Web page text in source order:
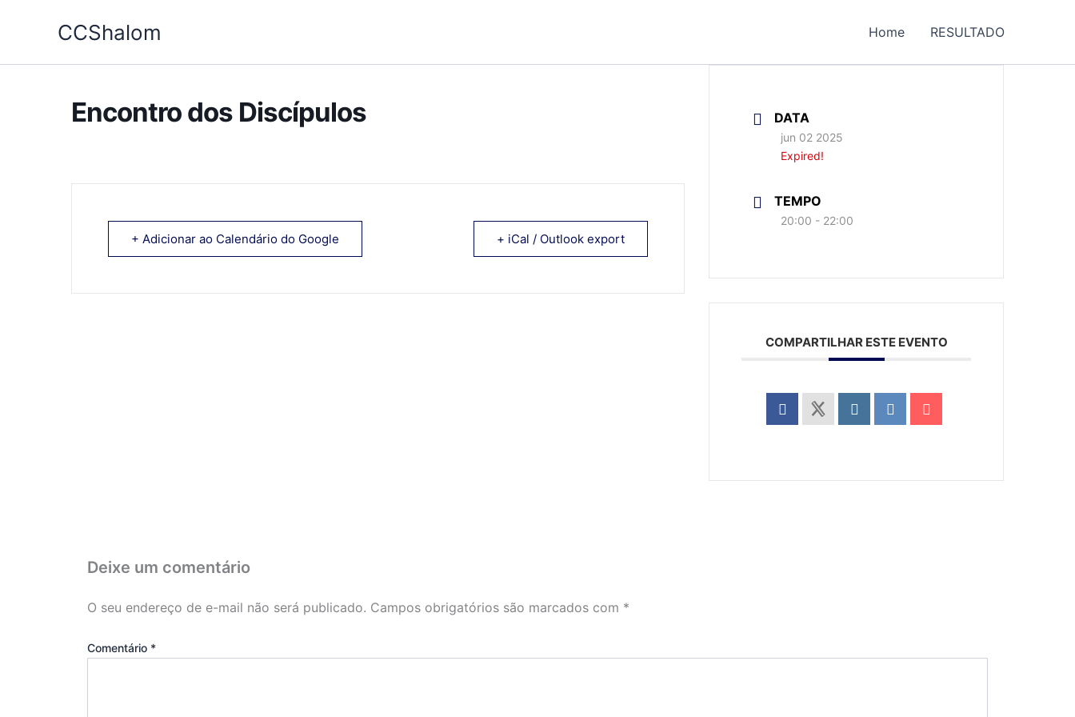
CCShalom Home RESULTADO
Encontro dos Discípulos
+ Adicionar ao Calendário do Google + iCal / Outlook export
DATA
jun 02 2025
Expired!
TEMPO
20:00 - 22:00
COMPARTILHAR ESTE EVENTO
Deixe um comentário
O seu endereço de e-mail não será publicado. Campos obrigatórios são marcados com *
Comentário *